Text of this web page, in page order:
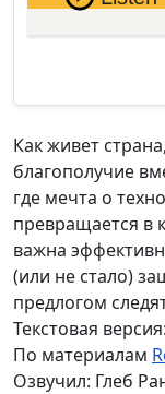
Как живет
благополучие
где мечта о
превращается в
важна
(или не стало)
предлогом
Текстовая
По материалам
Озвучил: Глеб